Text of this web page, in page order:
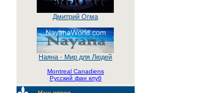
Дмитрий Огма
Наяна - Мир для Людей
Montreal Canadiens
Русский фан клуб